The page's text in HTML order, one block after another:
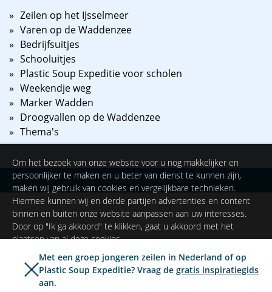
Zeilen op het IJsselmeer
Varen op de Waddenzee
Bedrijfsuitjes
Schooluitjes
Plastic Soup Expeditie voor scholen
Weekendje weg
Marker Wadden
Droogvallen op de Waddenzee
Thema's
© 2026NAUPAR
Met een groep jongeren zeilen in Nederland of op
Plastic Soup Expeditie? Vraag de gratis inspiratiegids
aan.
Om het bezoek van onze website voor u nog makkelijker en
persoonlijker te maken en u beter van dienst te kunnen zijn,
maken wij gebruik van cookies en vergelijkbare technieken.
Hiermee kunnen wij en derde partijen advertenties en content
binnen en buiten onze website aanpassen aan uw interesses.
Door op "Ik ga akkoord" te klikken, gaat u akkoord met het
plaatsen van al deze cookies.
Ik ga akkoord Instellingen